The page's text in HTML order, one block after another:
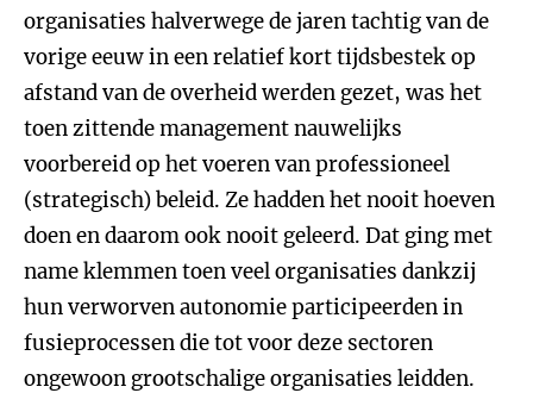
organisaties halverwege de jaren tachtig van de
vorige eeuw in een relatief kort tijdsbestek op
afstand van de overheid werden gezet, was het
toen zittende management nauwelijks
voorbereid op het voeren van professioneel
(strategisch) beleid. Ze hadden het nooit hoeven
doen en daarom ook nooit geleerd. Dat ging met
name klemmen toen veel organisaties dankzij
hun verworven autonomie participeerden in
fusieprocessen die tot voor deze sectoren
ongewoon grootschalige organisaties leidden.